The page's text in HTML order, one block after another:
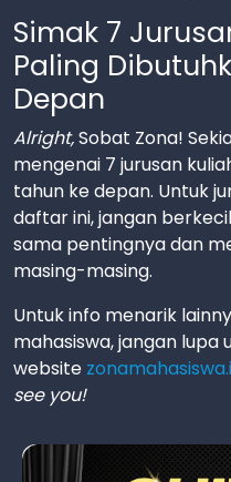
Simak 7
Paling
Depan
Alright,Sobat Zona!
mengenai 7 jurusan
tahun ke depan. Untuk
daftar ini, jangan
sama pentingnya dan
masing-masing.
Untuk info menarik
mahasiswa, jangan
website
see you!